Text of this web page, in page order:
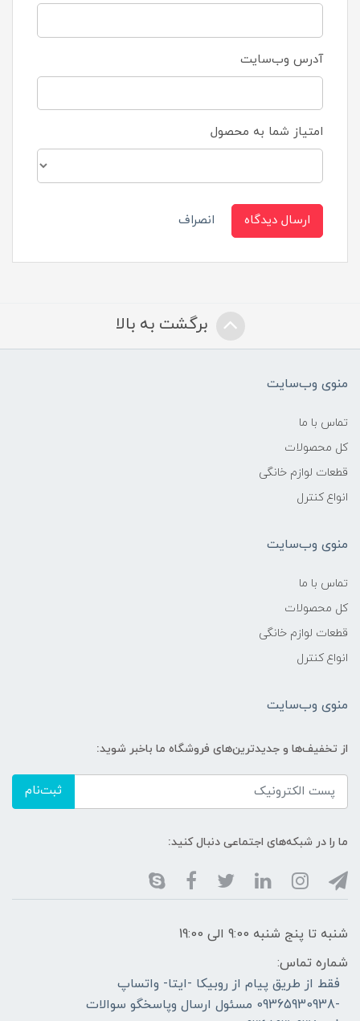
آدرس وب‌سایت
امتیاز شما به محصول
ارسال دیدگاه انصراف
برگشت به بالا
منوی وب‌سایت
تماس با ما
کل محصولات
قطعات لوازم خانگی
انواع کنترل
منوی وب‌سایت
تماس با ما
کل محصولات
قطعات لوازم خانگی
انواع کنترل
منوی وب‌سایت
از تخفیف‌ها و جدیدترین‌های فروشگاه ما باخبر شوید:
ثبت‌نام
ما را در شبکه‌های اجتماعی دنبال کنید:
شنبه تا پنج شنبه 9:00 الی 19:00
شماره تماس:
فقط از طریق پیام از روبیکا -ایتا- واتساپ
-09365930938 مسئول ارسال وپاسخگو سوالات